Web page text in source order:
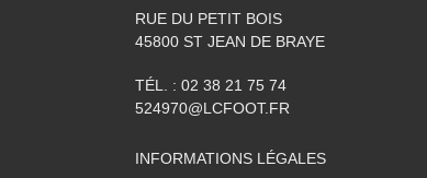
RUE DU PETIT BOIS
45800 ST JEAN DE BRAYE
TÉL. : 02 38 21 75 74
524970@LCFOOT.FR
INFORMATIONS LÉGALES